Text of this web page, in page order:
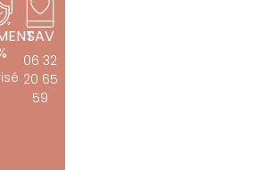
SAV
06 32
20 65
59